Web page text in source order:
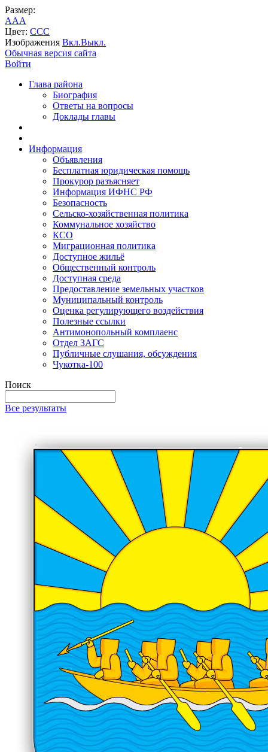
Размер:
AAA
Цвет: CCC
Изображения Вкл.Выкл.
Обычная версия сайта
Войти
Глава района
Биография
Ответы на вопросы
Доклады главы
Информация
Объявления
Бесплатная юридическая помощь
Прокурор разъясняет
Информация ИФНС РФ
Безопасность
Сельско-хозяйственная политика
Коммунальное хозяйство
КСО
Миграционная политика
Доступное жильё
Общественный контроль
Доступная среда
Предоставление земельных участков
Муниципальный контроль
Оценка регулирующего воздействия
Полезные ссылки
Антимонопольный комплаенс
Отдел ЗАГС
Публичные слушания, обсуждения
Чукотка-100
Поиск
Все результаты